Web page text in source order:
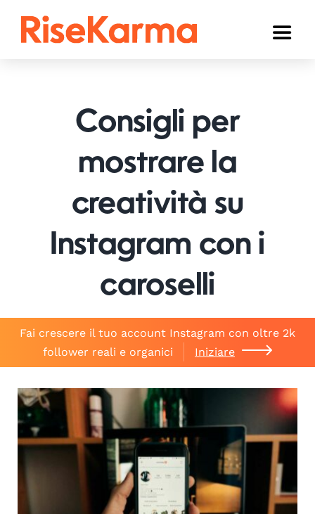
Toggle
YouTube
Twitter (𝕏)
Altri
Consigli per
mostrare la
creatività su
Instagram con i
caroselli
Fai crescere il tuo account Instagram con oltre 2k
follower reali e organici
Iniziare